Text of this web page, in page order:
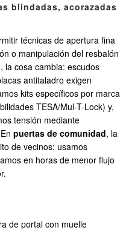
blindadas, acorazadas
técnicas de apertura fina
o manipulación del resbalón
, la cosa cambia: escudos
antitaladro exigen
kits específicos por marca
TESA/Mul-T-Lock) y,
tensión mediante
puertas de comunidad, la
de vecinos: usamos
en horas de menor flujo
de portal con muelle